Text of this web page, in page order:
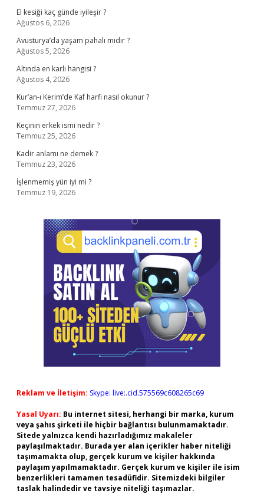
El kesiği kaç günde iyileşir ?
Ağustos 6, 2026
Avusturya’da yaşam pahalı mıdır ?
Ağustos 5, 2026
Altında en karlı hangisi ?
Ağustos 4, 2026
Kur’an-ı Kerim’de Kaf harfi nasıl okunur ?
Temmuz 27, 2026
Keçinin erkek ismi nedir ?
Temmuz 25, 2026
Kadir anlamı ne demek ?
Temmuz 23, 2026
İşlenmemiş yün iyi mi ?
Temmuz 19, 2026
Reklam ve İletişim: Skype: live:.cid.575569c608265c69
Yasal Uyarı: Bu internet sitesi, herhangi bir marka, kurum
veya şahıs şirketi ile hiçbir bağlantısı bulunmamaktadır.
Sitede yalnızca kendi hazırladığımız makaleler
paylaşılmaktadır. Burada yer alan içerikler haber niteliği
taşımamakta olup, gerçek kurum ve kişiler hakkında
paylaşım yapılmamaktadır. Gerçek kurum ve kişiler ile isim
benzerlikleri tamamen tesadüfidir. Sitemizdeki bilgiler
taslak halindedir ve tavsiye niteliği taşımazlar.